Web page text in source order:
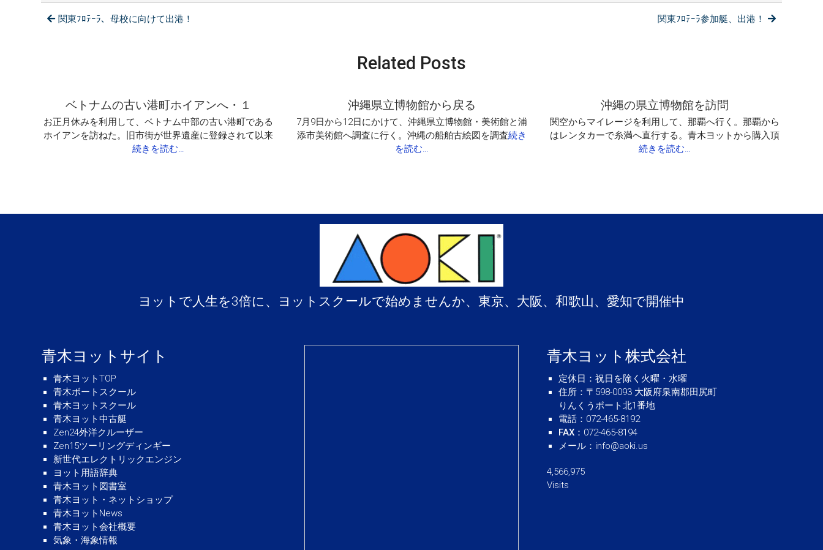
は
世
界
6
関東ﾌﾛﾃｰﾗ、母校に向けて出港！ 関東ﾌﾛﾃｰﾗ参加艇、出港！
Related Posts
ベトナムの古い港町ホイアンへ・１
お正月休みを利用して、ベトナム中部の古い港町である
ホイアンを訪ねた。旧市街が世界遺産に登録されて以来
続きを読む…
沖縄県立博物館から戻る
7月9日から12日にかけて、沖縄県立博物館・美術館と浦
添市美術館へ調査に行く。沖縄の船舶古絵図を調査続き
を読む…
沖縄の県立博物館を訪問
関空からマイレージを利用して、那覇へ行く。那覇から
はレンタカーで糸満へ直行する。青木ヨットから購入頂
続きを読む…
ヨットで人生を3倍に、ヨットスクールで始めませんか、東京、大阪、和歌山、愛知で開催中
青木ヨットサイト
青木ヨットTOP
青木ボートスクール
青木ヨットスクール
青木ヨット中古艇
Zen24外洋クルーザー
Zen15ツーリングディンギー
新世代エレクトリックエンジン
ヨット用語辞典
青木ヨット図書室
青木ヨット・ネットショップ
青木ヨットNews
青木ヨット会社概要
気象・海象情報
青木ヨット株式会社
定休日 ：祝日を除く火曜・水曜
住所 ：〒598-0093 大阪府泉南郡田尻町
りんくうポート北1番地
電話 ：072-465-8192
FAX ：072-465-8194
メール ： info@aoki.us
4,566,975
Visits